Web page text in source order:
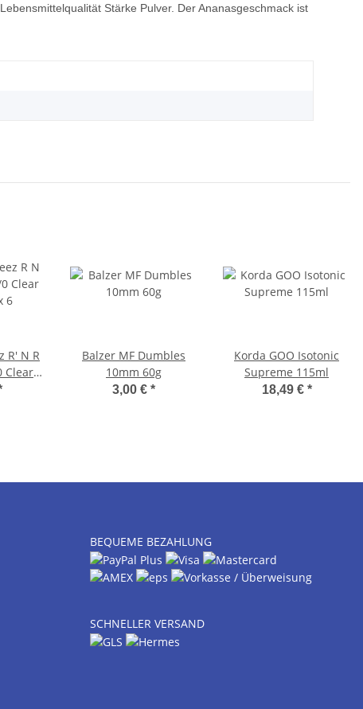
Stärke Pulver. Der Ananasgeschmack ist
R' N R
Clear
Balzer MF Dumbles
10mm 60g
3,00 € *
Korda GOO Isotonic
Supreme 115ml
18,49 € *
BEQUEME BEZAHLUNG
SCHNELLER VERSAND